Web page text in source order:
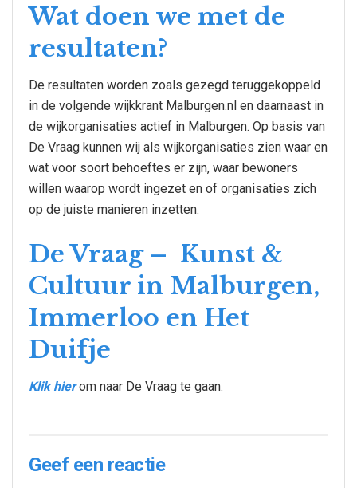
Wat doen we met de
resultaten?
De resultaten worden zoals gezegd teruggekoppeld
in de volgende wijkkrant Malburgen.nl en daarnaast in
de wijkorganisaties actief in Malburgen. Op basis van
De Vraag kunnen wij als wijkorganisaties zien waar en
wat voor soort behoeftes er zijn, waar bewoners
willen waarop wordt ingezet en of organisaties zich
op de juiste manieren inzetten.
De Vraag – Kunst &
Cultuur in Malburgen,
Immerloo en Het
Duifje
Klik hierom naar De Vraag te gaan.
Geef een reactie